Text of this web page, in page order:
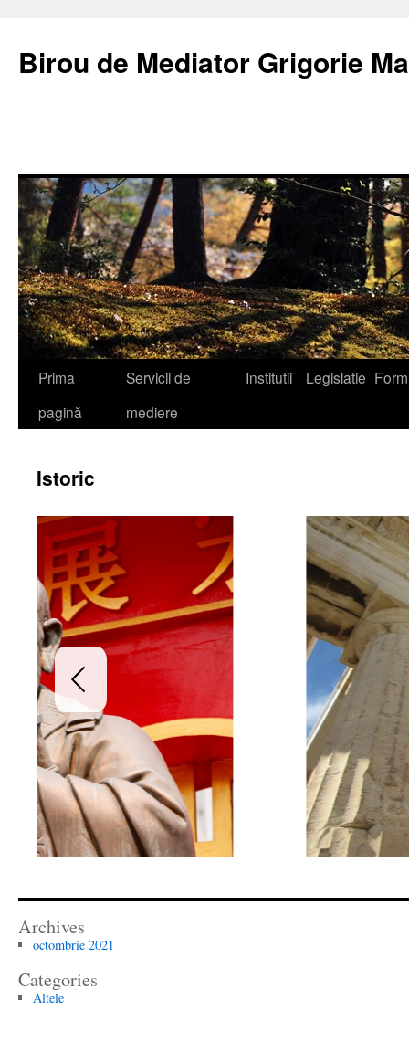
Birou de Mediator Grigorie
Sari
Prima
pagină
Servicii de
mediere
Institutii Legislatie
Istoric
Archives
octombrie 2021
Categories
Altele